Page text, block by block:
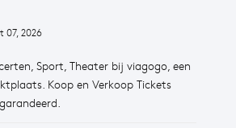
07, 2026
Sport, Theater bij viagogo, een
Koop en Verkoop Tickets